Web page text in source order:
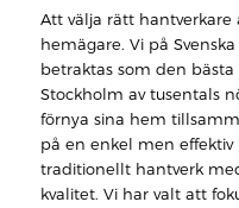
Att välja rätt hantverkare
hemägare. Vi på
betraktas som den
Stockholm av tusentals
förnya sina hem
på en enkel men
traditionellt hantverk
kvalitet. Vi har valt att